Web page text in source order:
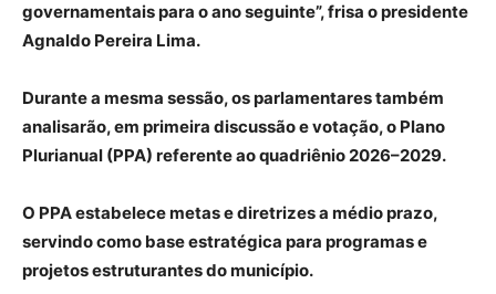
governamentais para o ano seguinte”, frisa o presidente
Agnaldo Pereira Lima.
Durante a mesma sessão, os parlamentares também
analisarão, em primeira discussão e votação, o Plano
Plurianual (PPA) referente ao quadriênio 2026–2029.
O PPA estabelece metas e diretrizes a médio prazo,
servindo como base estratégica para programas e
projetos estruturantes do município.